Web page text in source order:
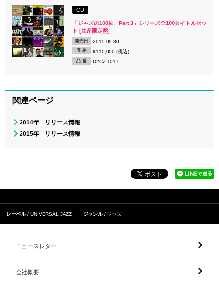
CD
「ジャズの100枚。Part.3」シリーズ全100タイトルセッ
ト [生産限定盤]
発売日 2015.09.30
価 格 ¥110,000 (税込)
品 番 D2CZ-1017
関連ページ
2014年 リリース情報
2015年 リリース情報
レーベル UNIVERSAL JAZZ ジャンル ジャズ
ニュースレター
会社概要